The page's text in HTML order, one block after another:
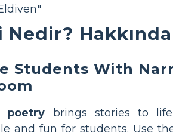
Hakkında
Students With
poetry brings stories to
and fun for students. Use